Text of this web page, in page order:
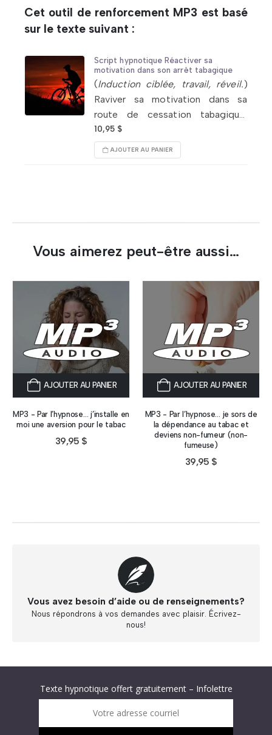
Cet outil de renforcement MP3 est basé
sur le texte suivant :
Script hypnotique Réactiver sa
motivation dans son arrêt tabagique
(Induction ciblée, travail, réveil.)
Raviver sa motivation dans sa
route de cessation tabagique;
retrouver une
pour maintenir dans le temps ses
efforts liés à sa démarche.
10,95 $
AJOUTER AU PANIER
Vous aimerez peut-être aussi…
AJOUTER AU PANIER
MP3 - Par l’hypnose… j’installe en
moi une aversion pour le tabac
39,95 $
AJOUTER AU PANIER
MP3 - Par l’hypnose… je sors de
la dépendance au tabac et
deviens non-fumeur (non-
fumeuse)
39,95 $
Vous avez besoin d’aide ou de renseignements?
Nous répondrons à vos demandes avec plaisir. Écrivez-
nous!
Texte hypnotique offert gratuitement – Infolettre
Infolettre : obtenez un MP3 d’hypnose gratuit !
Votre adresse courriel